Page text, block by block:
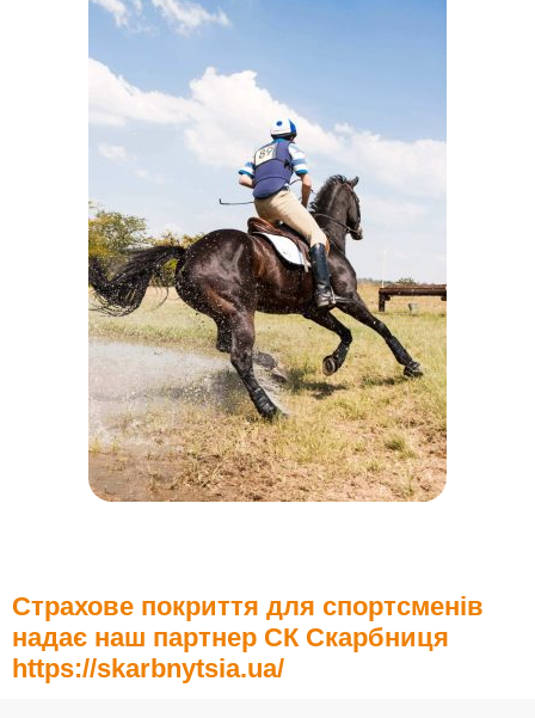
Страхове покриття для спортсменів
надає наш партнер СК Скарбниця
https://skarbnytsia.ua/